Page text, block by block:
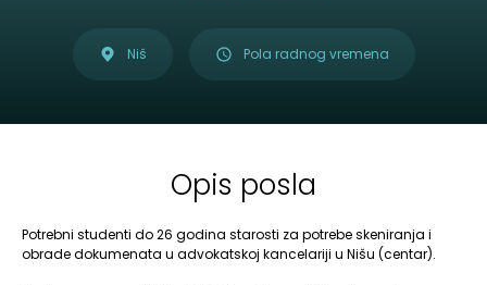
Niš Pola radnog vremena
Opis posla
Potrebni studenti do 26 godina starosti za potrebe skeniranja i
obrade dokumenata u advokatskoj kancelariji u Nišu (centar).